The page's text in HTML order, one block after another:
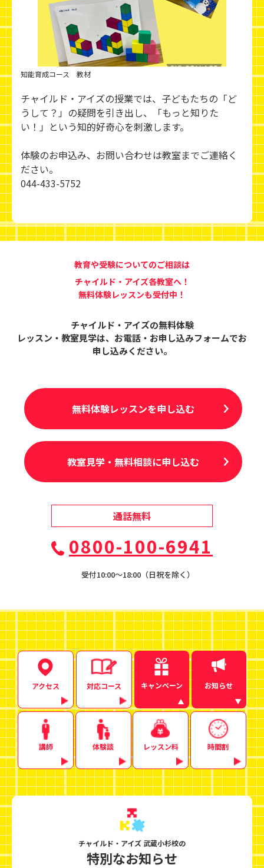
知能育成コース 教材
チャイルド・アイズの授業では、子どもたちの「ど
うして？」の疑問を引き出し、「もっと知りた
い！」という知的好奇心を刺激します。
体験のお申込み、お問い合わせは教室までご連絡く
ださい。
044-433-5752
教育や受験についてのご相談は
チャイルド・アイズ各教室へ！
無料体験レッスンも受付中！
チャイルド・アイズの無料体験
レッスン・教室見学は、 お電話・お申し込みフォームでお
申し込みください。
無料体験レッスンを申し込む
教室見学・無料相談に申し込む
通話無料
0800-100-6941
受付10:00〜18:00（日祝を除く）
アクセス 対応コース キャンペーン お知らせ
講師 体験談 レッスン料 時間割
チャイルド・アイズ 武蔵小杉校の
特別なお知らせ